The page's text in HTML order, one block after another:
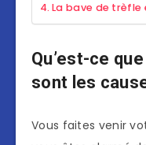
La bave de trèfle
Qu’est-ce
sont les
Vous faites venir